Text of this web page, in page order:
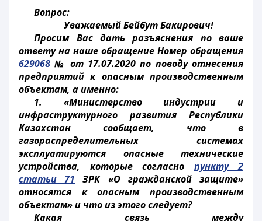
Вопрос:
Уважаемый Бейбут Бакирович!
Просим Вас дать разъяснения по ваше
ответу на наше обращение Номер обращения
629068 № от 17.07.2020 по поводу отнесения
предприятий к опасным производственным
объектам, а именно:
1. «Министерство индустрии и
инфраструктурного развития Республики
Казахстан сообщает, что в
газораспределительных системах
эксплуатируются опасные технические
устройства, которые согласно пункту 2
статьи 71 ЗРК «О гражданской защите»
относятся к опасным производственным
объектам» и что из этого следует?
Какая связь между